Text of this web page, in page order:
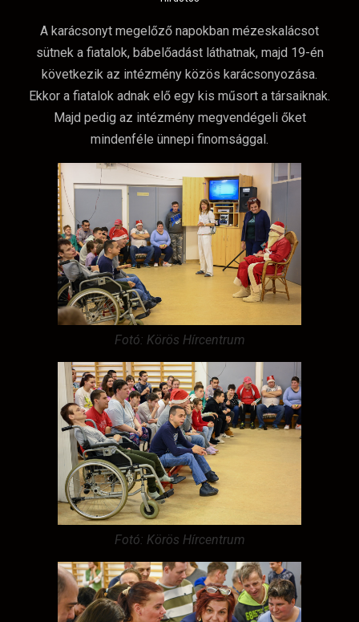
A karácsonyt megelőző napokban mézeskalácsot
sütnek a fiatalok, bábelőadást láthatnak, majd 19-én
következik az intézmény közös karácsonyozása.
Ekkor a fiatalok adnak elő egy kis műsort a társaiknak.
Majd pedig az intézmény megvendégeli őket
mindenféle ünnepi finomsággal.
Fotó: Körös Hírcentrum
Fotó: Körös Hírcentrum